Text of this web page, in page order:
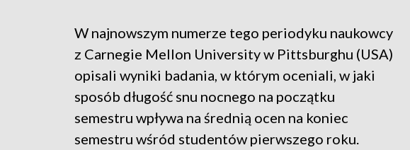
W najnowszym numerze tego periodyku naukowcy
z Carnegie Mellon University w Pittsburghu (USA)
opisali wyniki badania, w którym oceniali, w jaki
sposób długość snu nocnego na początku
semestru wpływa na średnią ocen na koniec
semestru wśród studentów pierwszego roku.